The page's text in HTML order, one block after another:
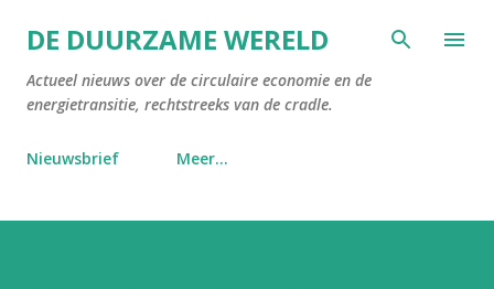
Doorgaan naar hoofdcontent
DE DUURZAME WERELD
Actueel nieuws over de circulaire economie en de
energietransitie, rechtstreeks van de cradle.
Nieuwsbrief Meer…